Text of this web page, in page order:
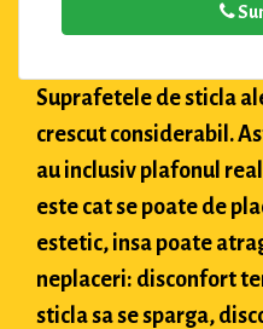
Suprafetele de sticla
crescut considerabil.
au inclusiv plafonul
este cat se poate de
estetic, insa poate
neplaceri: disconfort
sticla sa se sparga,